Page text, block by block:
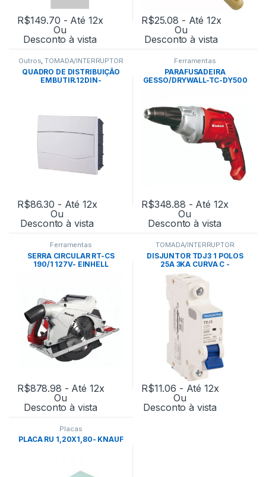
R$149.70 - Até 12x
Ou
Desconto à vista
R$25.08 - Até 12x
Ou
Desconto à vista
Outros,TOMADA/INTERRUPTOR
QUADRO DE DISTRIBUIÇÃO
EMBUTIR.12DIN-
R$86.30 - Até 12x
Ou
Desconto à vista
Ferramentas
PARAFUSADEIRA
GESSO/DRYWALL-TC-DY500
R$348.88 - Até 12x
Ou
Desconto à vista
Ferramentas
SERRA CIRCULAR RT-CS
190/1 127V- EINHELL
R$878.98 - Até 12x
Ou
Desconto à vista
TOMADA/INTERRUPTOR
DISJUNTOR TDJ3 1 POLOS
25A 3KA CURVA C -
TRAMONTINA
R$11.06 - Até 12x
Ou
Desconto à vista
Placas
PLACA RU 1,20X1,80- KNAUF